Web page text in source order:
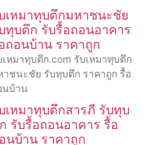
เหมาทุบตึกมหาชนะชัย
ทุบตึก รับรื้อถอนอาคาร
ถอนบ้าน ราคาถูก
เหมาทุบตึก.com รับเหมาทุบตึก
าชนะชัย รับทุบตึก ราคาถูก รื้อ
นบ้าน
เหมาทุบตึกสารภี รับทุบ
รับรื้อถอนอาคาร รื้อ
นบ้าน ราคาถูก